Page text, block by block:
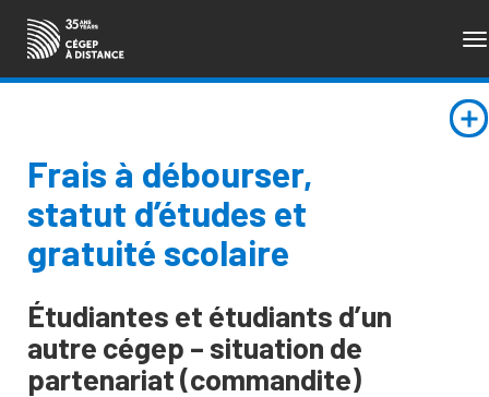
ENGLISH
Frais à débourser,
statut d’études et
gratuité scolaire
Étudiantes et étudiants d’un
autre cégep – situation de
partenariat (commandite)